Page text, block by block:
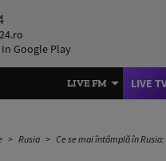
In Google Play
LIVE FM LIVE
Rusia Ce se mai întâmplă în Rusia: statul omoară animalele fermierilor din cauza unei boli